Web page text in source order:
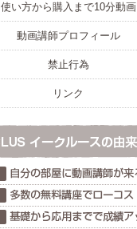
使い方から購入まで10分動画
動画講師プロフィール
禁止行為
リンク